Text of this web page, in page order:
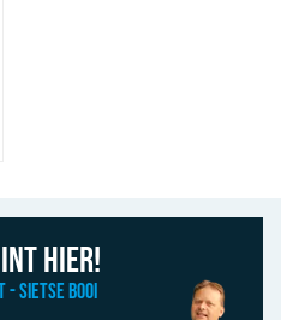
platen lichtgewicht carbon
hier!
Sietse Booi